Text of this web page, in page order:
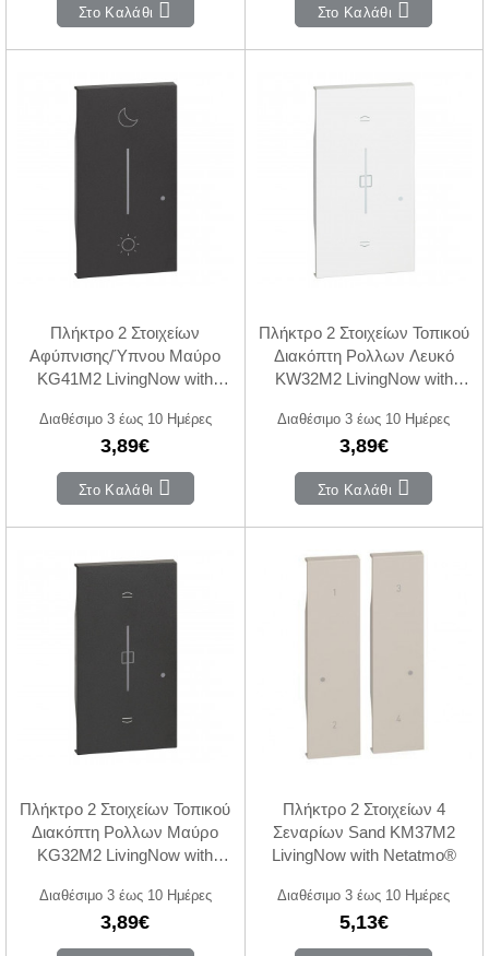
Στο Καλάθι Στο Καλάθι
Πλήκτρο 2 Στοιχείων
Αφύπνισης/Ύπνου Μαύρο
KG41M2 LivingNow with
Διαθέσιμο 3 έως 10 Ημέρες
3,89€
Στο Καλάθι
Πλήκτρο 2 Στοιχείων Τοπικού
Διακόπτη Ρολλων Λευκό
KW32M2 LivingNow with
Διαθέσιμο 3 έως 10 Ημέρες
3,89€
Στο Καλάθι
Πλήκτρο 2 Στοιχείων Τοπικού
Διακόπτη Ρολλων Μαύρο
KG32M2 LivingNow with
Διαθέσιμο 3 έως 10 Ημέρες
3,89€
Πλήκτρο 2 Στοιχείων 4
Σεναρίων Sand KM37M2
LivingNow with Netatmo®
Διαθέσιμο 3 έως 10 Ημέρες
5,13€